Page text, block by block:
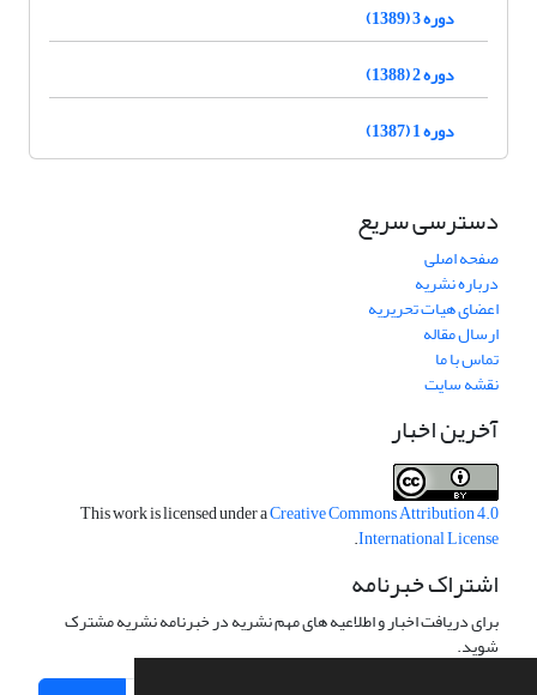
دوره 3 (1389)
دوره 2 (1388)
دوره 1 (1387)
دسترسی سریع
صفحه اصلی
درباره نشریه
اعضای هیات تحریریه
ارسال مقاله
تماس با ما
نقشه سایت
آخرین اخبار
This work is licensed under aCreative Commons Attribution 4.0
International License
.
اشتراک خبرنامه
برای دریافت اخبار و اطلاعیه های مهم نشریه در خبرنامه نشریه مشترک
شوید.